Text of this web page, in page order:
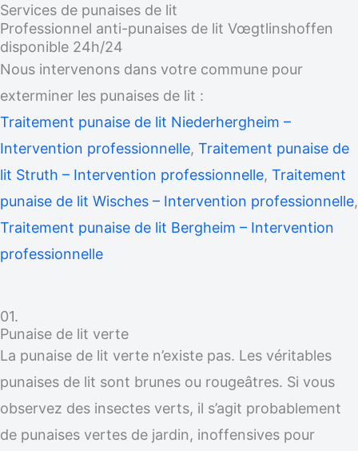
Services de punaises de lit
Professionnel anti-punaises de lit Vœgtlinshoffen
disponible 24h/24
Nous intervenons dans votre commune pour
exterminer les punaises de lit :
Traitement punaise de lit Niederhergheim –
Intervention professionnelle, Traitement punaise de
lit Struth – Intervention professionnelle, Traitement
punaise de lit Wisches – Intervention professionnelle,
Traitement punaise de lit Bergheim – Intervention
professionnelle
01.
Punaise de lit verte
La punaise de lit verte n’existe pas. Les véritables
punaises de lit sont brunes ou rougeâtres. Si vous
observez des insectes verts, il s’agit probablement
de punaises vertes de jardin, inoffensives pour